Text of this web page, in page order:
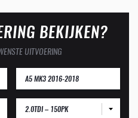
BEKIJKEN?
UITVOERING
2.0TDI – 150PK